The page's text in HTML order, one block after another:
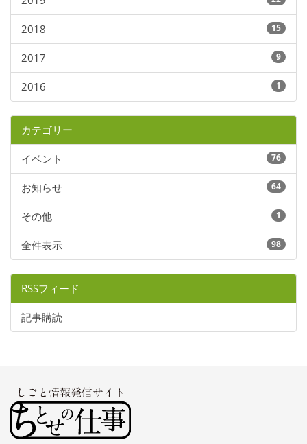
2018 15
2017 9
2016 1
カテゴリー
イベント 76
お知らせ 64
その他 1
全件表示 98
RSSフィード
記事購読